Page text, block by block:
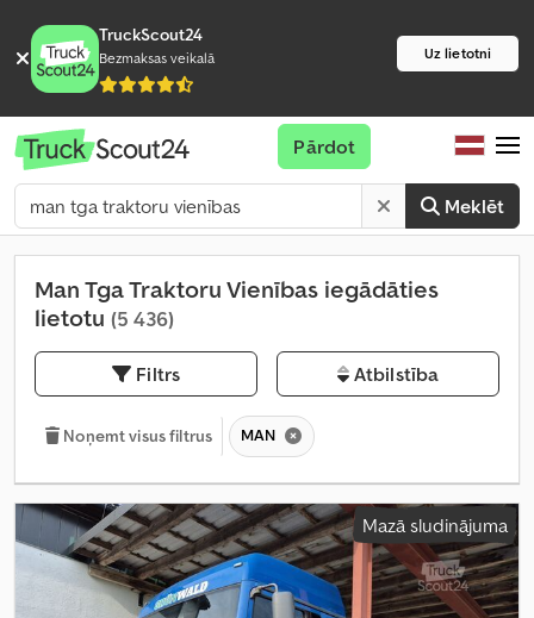
TruckScout24
Bezmaksas veikalā Uz lietotni
Meklēt
Pārdot
Man Tga Traktoru Vienības iegādāties
lietotu (5 436)
Filtrs Atbilstība
Noņemt visus filtrus MAN
Mazā sludinājuma